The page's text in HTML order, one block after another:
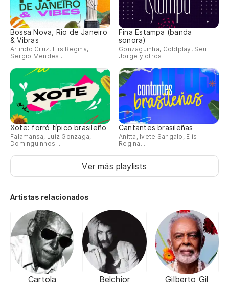
Bossa Nova, Rio de Janeiro
& Vibras
Arlindo Cruz, Elis Regina,
Sergio Mendes...
Fina Estampa (banda
sonora)
Gonzaguinha, Coldplay, Seu
Jorge y otros
Xote: forró típico brasileño
Falamansa, Luiz Gonzaga,
Dominguinhos...
Cantantes brasileñas
Anitta, Ivete Sangalo, Elis
Regina...
Ver más playlists
Artistas relacionados
Cartola Belchior Gilberto Gil